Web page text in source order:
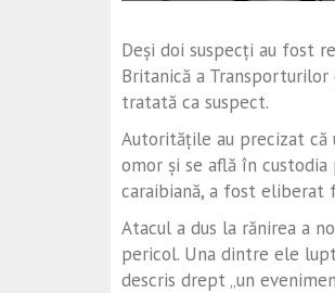
Deși doi suspecți au fost
Britanică a
tratată ca suspect.
Autoritățile au precizat că
omor și se află în
caraibiană, a fost eliberat
Atacul a dus la rănirea a
pericol. Una dintre ele
descris drept „un